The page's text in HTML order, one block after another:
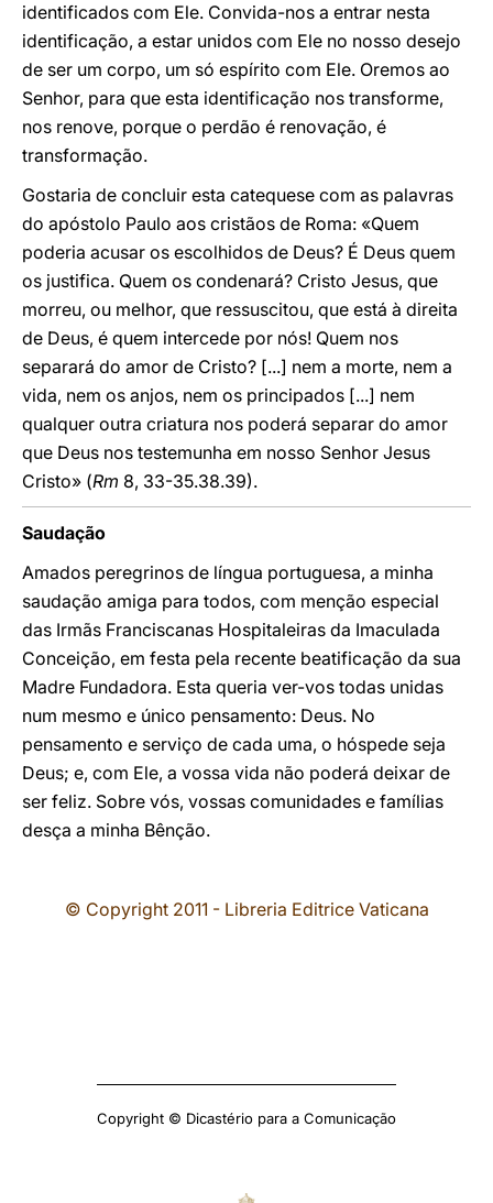
identificados com Ele. Convida-nos a entrar nesta
identificação, a estar unidos com Ele no nosso desejo
de ser um corpo, um só espírito com Ele. Oremos ao
Senhor, para que esta identificação nos transforme,
nos renove, porque o perdão é renovação, é
transformação.
Gostaria de concluir esta catequese com as palavras
do apóstolo Paulo aos cristãos de Roma: «Quem
poderia acusar os escolhidos de Deus? É Deus quem
os justifica. Quem os condenará? Cristo Jesus, que
morreu, ou melhor, que ressuscitou, que está à direita
de Deus, é quem intercede por nós! Quem nos
separará do amor de Cristo? [...] nem a morte, nem a
vida, nem os anjos, nem os principados [...] nem
qualquer outra criatura nos poderá separar do amor
que Deus nos testemunha em nosso Senhor Jesus
Cristo» (Rm 8, 33-35.38.39).
Saudação
Amados peregrinos de língua portuguesa, a minha
saudação amiga para todos, com menção especial
das Irmãs Franciscanas Hospitaleiras da Imaculada
Conceição, em festa pela recente beatificação da sua
Madre Fundadora. Esta queria ver-vos todas unidas
num mesmo e único pensamento: Deus. No
pensamento e serviço de cada uma, o hóspede seja
Deus; e, com Ele, a vossa vida não poderá deixar de
ser feliz. Sobre vós, vossas comunidades e famílias
desça a minha Bênção.
© Copyright 2011 - Libreria Editrice Vaticana
Copyright © Dicastério para a Comunicação